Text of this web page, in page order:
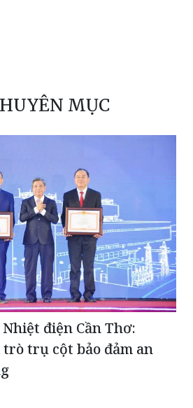
MỤC
điện Cần Thơ: